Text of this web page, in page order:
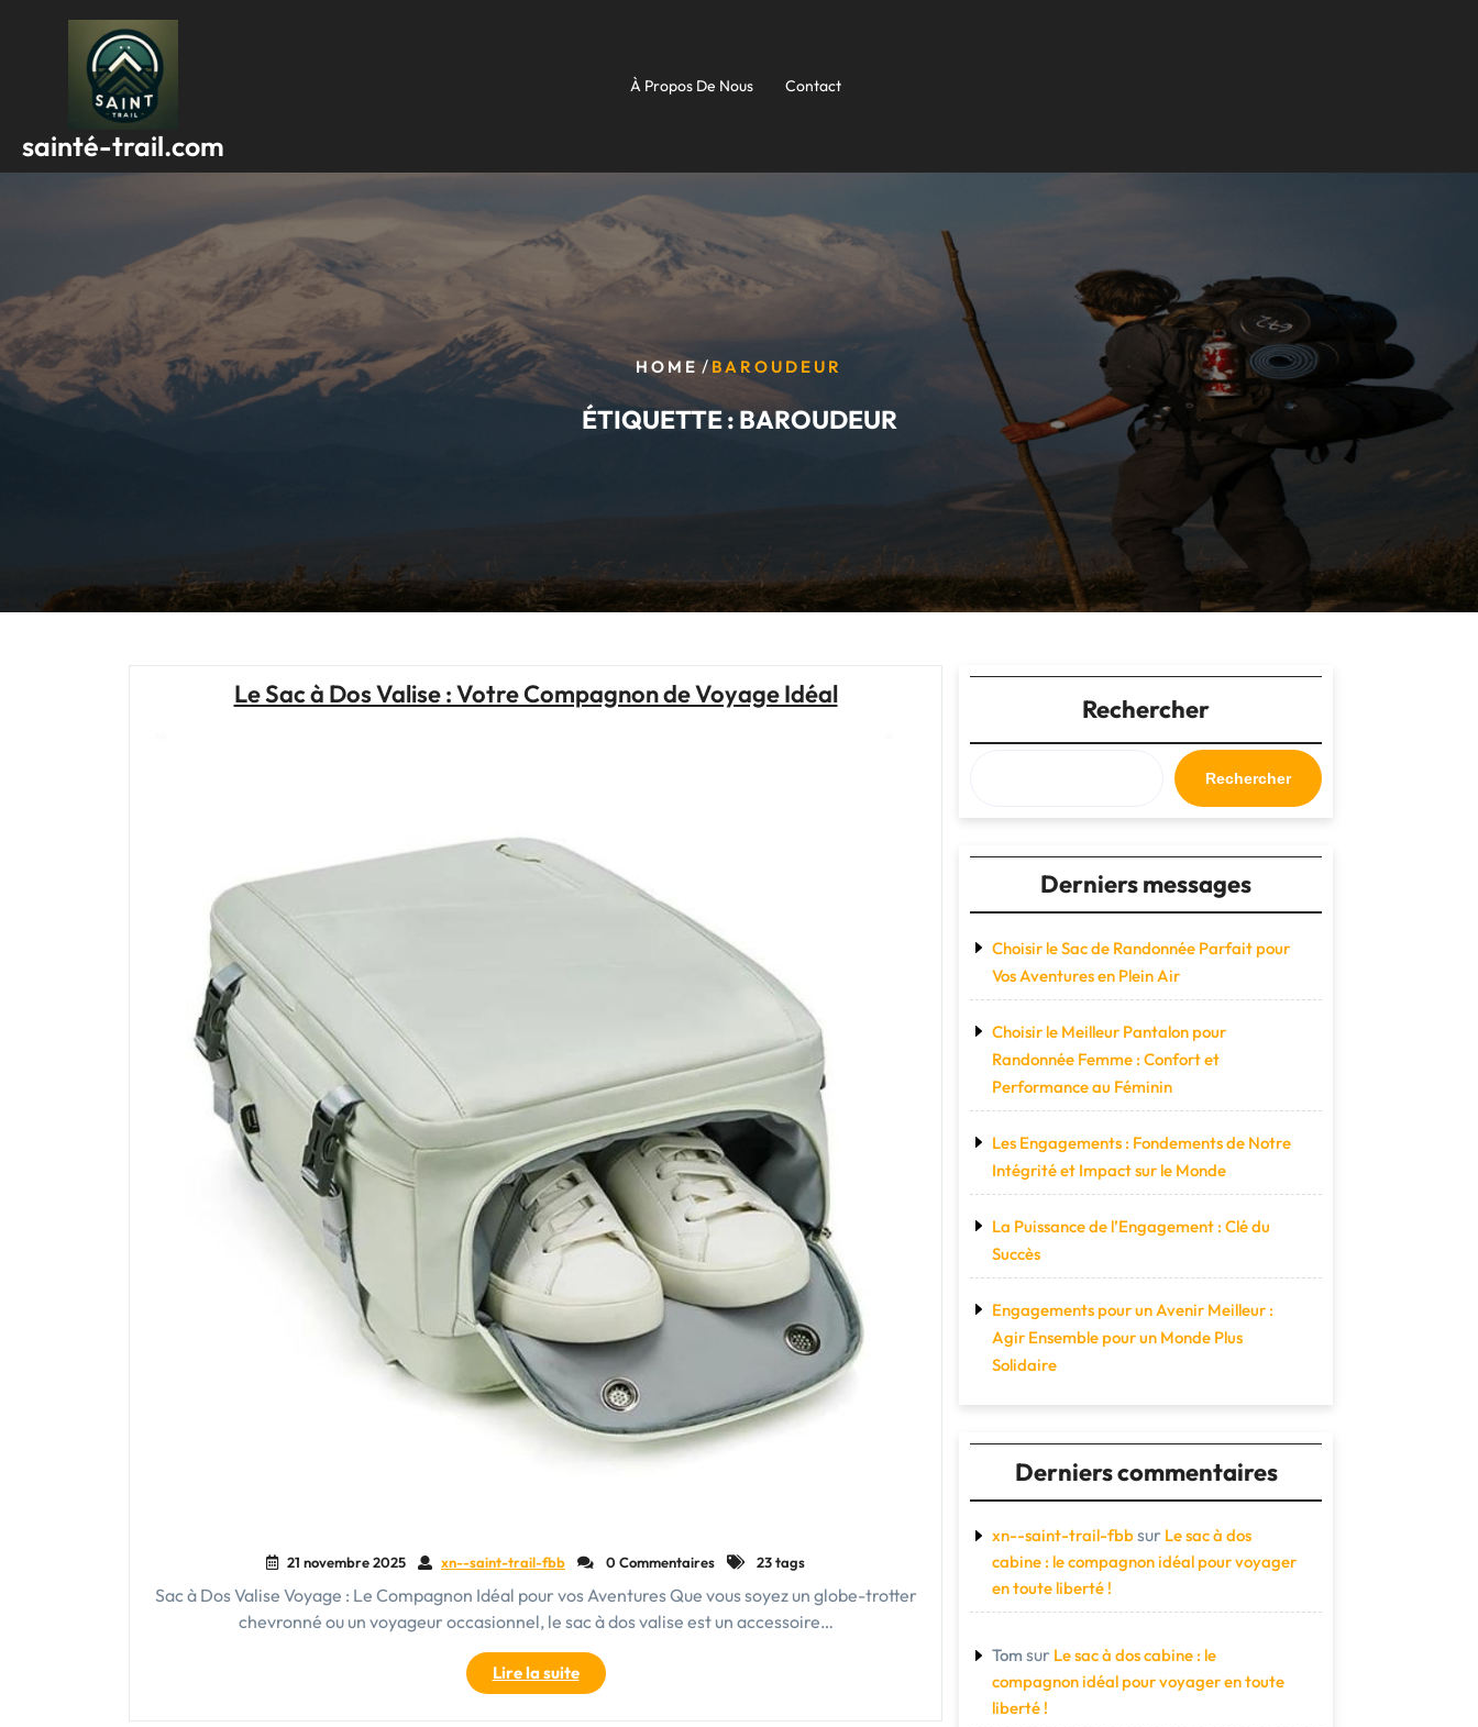
sainté-trail.com
À Propos De Nous Contact
HOME/BAROUDEUR
ÉTIQUETTE :BAROUDEUR
Le Sac à Dos Valise : Votre Compagnon de Voyage Idéal
21 novembre 2025 xn--saint-trail-fbb 0 Commentaires 23 tags
Sac à Dos Valise Voyage : Le Compagnon Idéal pour vos Aventures Que vous soyez un globe-trotter
chevronné ou un voyageur occasionnel, le sac à dos valise est un accessoire…
Lire la suite"Le
Sac
à
Rechercher
Rechercher
Derniers messages
Choisir le Sac de Randonnée Parfait pour
Vos Aventures en Plein Air
Choisir le Meilleur Pantalon pour
Randonnée Femme : Confort et
Performance au Féminin
Les Engagements : Fondements de Notre
Intégrité et Impact sur le Monde
La Puissance de l’Engagement : Clé du
Succès
Engagements pour un Avenir Meilleur :
Agir Ensemble pour un Monde Plus
Solidaire
Derniers commentaires
xn--saint-trail-fbbsur Le sac à dos
cabine : le compagnon idéal pour voyager
en toute liberté !
Tom sur Le sac à dos cabine : le
compagnon idéal pour voyager en toute
liberté !